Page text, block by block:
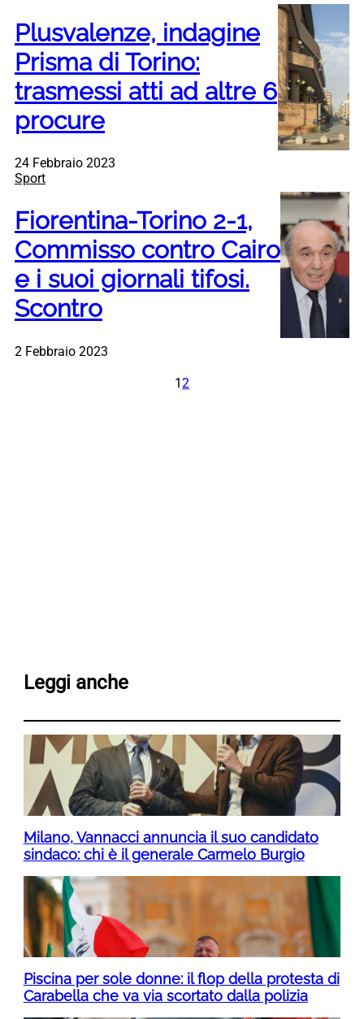
Plusvalenze, indagine
Prisma di Torino:
trasmessi atti ad altre 6
procure
24 Febbraio 2023
Sport
Fiorentina-Torino 2-1,
Commisso contro Cairo
e i suoi giornali tifosi.
Scontro
2 Febbraio 2023
1 2
Leggi anche
Milano, Vannacci annuncia il suo candidato
sindaco: chi è il generale Carmelo Burgio
Piscina per sole donne: il flop della protesta di
Carabella che va via scortato dalla polizia